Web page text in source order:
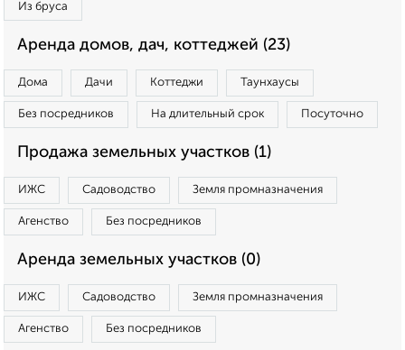
Из бруса
Аренда домов, дач, коттеджей (23)
Дома Дачи Коттеджи Таунхаусы
Без посредников На длительный срок Посуточно
Продажа земельных участков (1)
ИЖС Садоводство Земля промназначения
Агенство Без посредников
Аренда земельных участков (0)
ИЖС Садоводство Земля промназначения
Агенство Без посредников